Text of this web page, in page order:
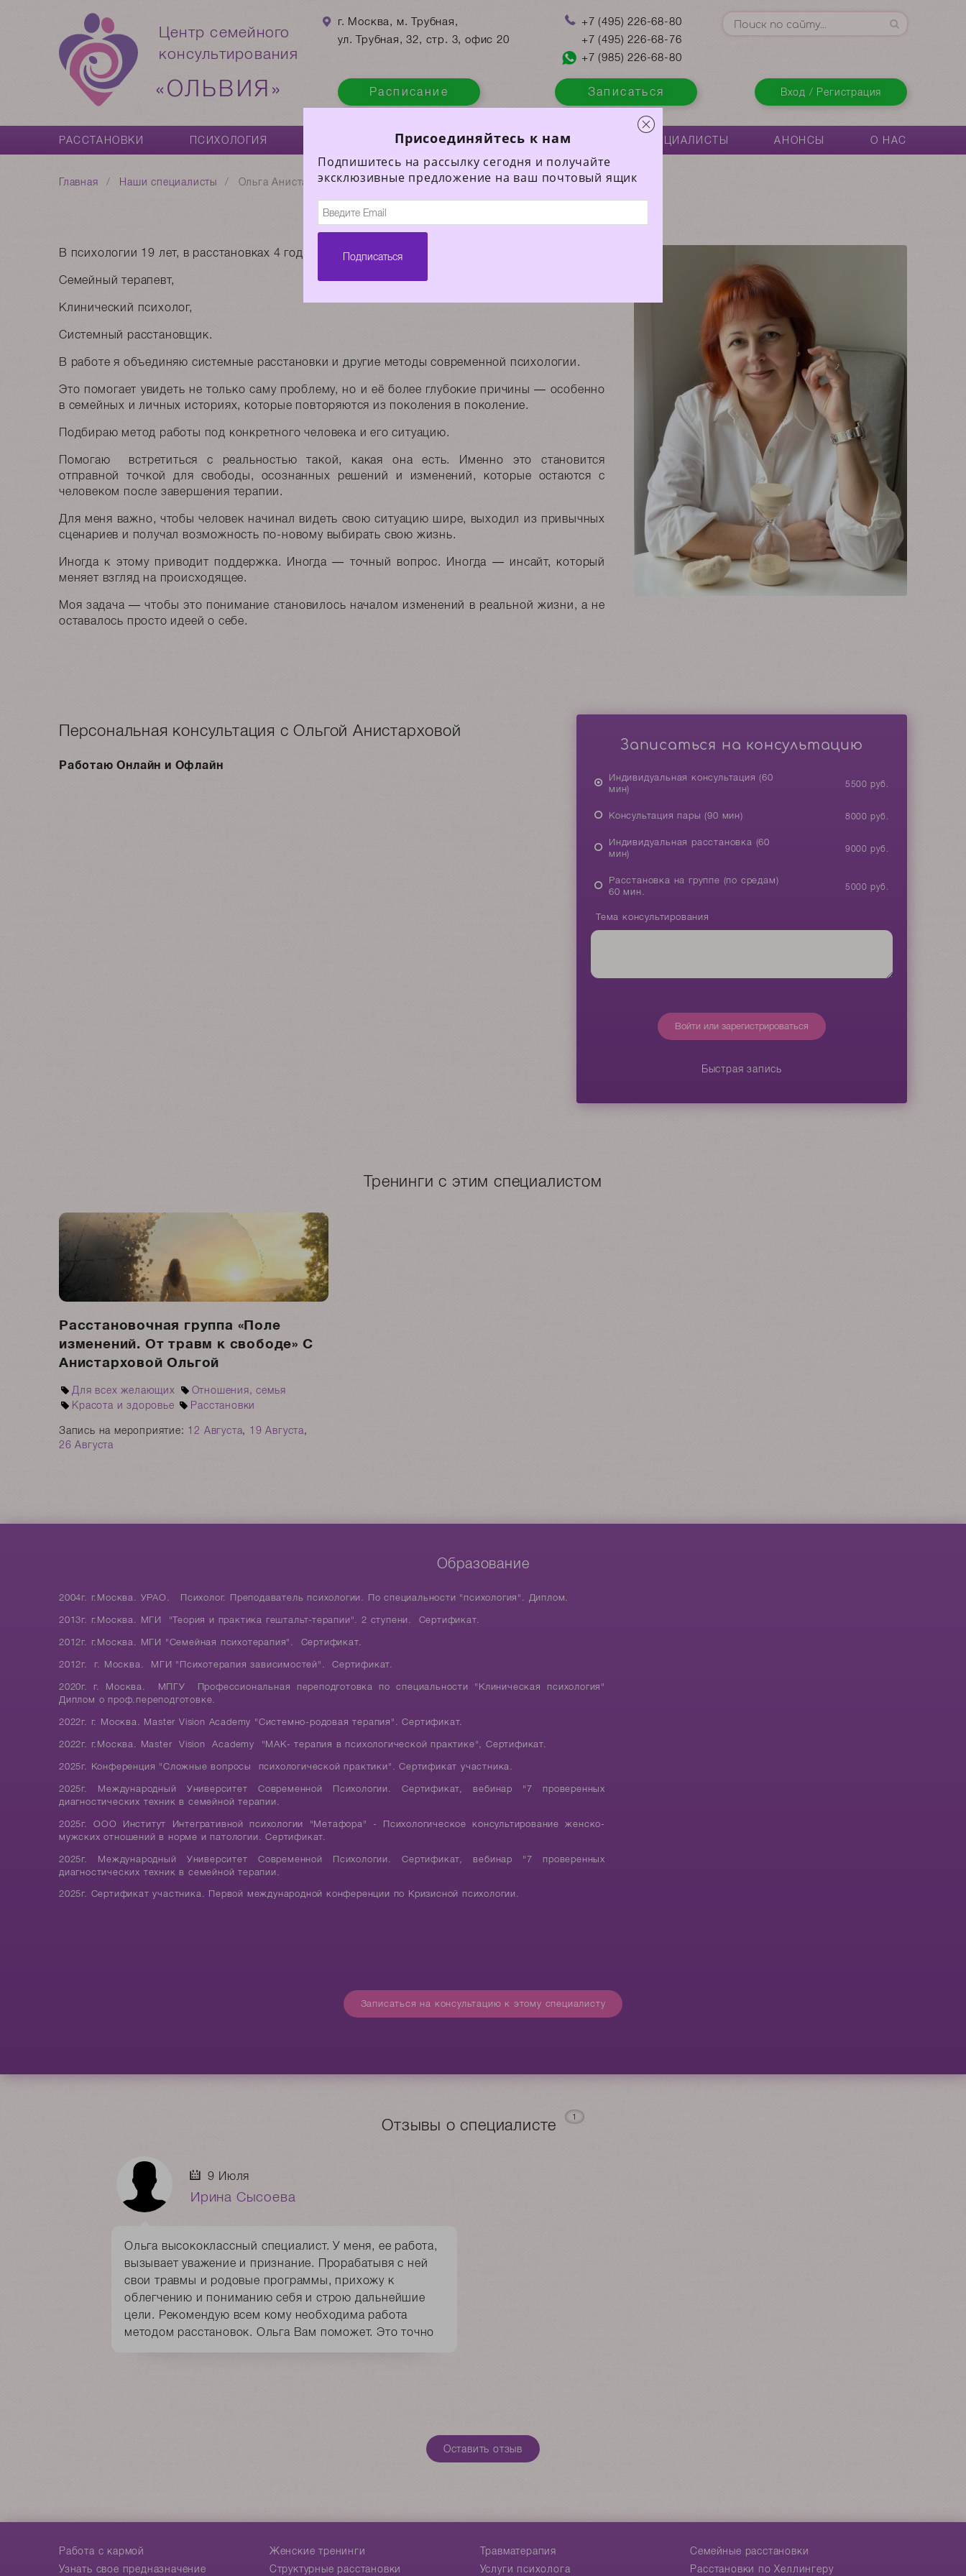
Центр семейного
консультирования
«ОЛЬВИЯ»
г. Москва, м. Трубная,
ул. Трубная, 32, стр. 3, офис 20
Расписание
+7(495) 226-68-80
+7(495) 226-68-76
+7(985) 226-68-80
Записаться Вход / Регистрация
РАССТАНОВКИ ПСИХОЛОГИЯ ОБУЧЕНИЕ БИБЛИОТЕКА СПЕЦИАЛИСТЫ АНОНСЫ О НАС
Главная Наши специалисты Ольга Анистархова
В психологии 19 лет, в расстановках 4 года.
Семейный терапевт,
Клинический психолог,
Системный расстановщик.
В работе я объединяю системные расстановки и другие методы современной психологии.
Это помогает увидеть не только саму проблему, но и её более глубокие причины — особенно
в семейных и личных историях, которые повторяются из поколения в поколение.
Подбираю метод работы под конкретного человека и его ситуацию.
Помогаю встретиться с реальностью такой, какая она есть. Именно это становится
отправной точкой для свободы, осознанных решений и изменений, которые остаются с
человеком после завершения терапии.
Для меня важно, чтобы человек начинал видеть свою ситуацию шире, выходил из привычных
сценариев и получал возможность по-новому выбирать свою жизнь.
Иногда к этому приводит поддержка. Иногда — точный вопрос. Иногда — инсайт, который
меняет взгляд на происходящее.
Моя задача — чтобы это понимание становилось началом изменений в реальной жизни, а не
оставалось просто идеей о себе.
Персональная консультация с Ольгой Анистарховой
Работаю Онлайн и Офлайн
Записаться на консультацию
Индивидуальная консультация (60
мин)
5500 руб.
Консультация пары (90 мин) 8000 руб.
Индивидуальная расстановка (60
мин)
9000 руб.
Расстановка на группе (по средам)
60 мин.
5000 руб.
Тема консультирования
Войти или зарегистрироваться
Быстрая запись
Тренинги с этим специалистом
Расстановочная группа «Поле
изменений. От травм к свободе» С
Анистарховой Ольгой
Для всех желающих
Отношения, семья
Красота и здоровье
Расстановки
Запись на мероприятие: 12 Августа, 19 Августа,
26 Августа
Образование
2004г. г.Москва. УРАО. Психолог. Преподаватель психологии. По специальности "психология". Диплом.
2013г. г.Москва. МГИ "Теория и практика гештальт-терапии". 2 ступени. Сертификат.
2012г. г.Москва. МГИ "Семейная психотерапия". Сертификат.
2012г. г. Москва. МГИ "Психотерапия зависимостей". Сертификат.
2020г. г. Москва. МПГУ Профессиональная переподготовка по специальности "Клиническая психология"
Диплом о проф.переподготовке.
2022г. г. Москва. Master Vision Academy "Системно-родовая терапия". Сертификат.
2022г. г.Москва. Master Vision Academy "МАК- терапия в психологической практике", Сертификат.
2025г. Конференция "Сложные вопросы психологической практики". Сертификат участника.
2025г. Международный Университет Современной Психологии. Сертификат, вебинар "7 проверенных
диагностических техник в семейной терапии.
2025г. ООО Институт Интегративной психологии "Метафора" - Психологическое консультирование женско-
мужских отношений в норме и патологии. Сертификат.
2025г. Международный Университет Современной Психологии. Сертификат, вебинар "7 проверенных
диагностических техник в семейной терапии.
2025г. Сертификат участника. Первой международной конференции по Кризисной психологии.
Записаться на консультацию к этому специалисту
Отзывы о специалисте 1
9 Июля
Ирина Сысоева
Ольга высококлассный специалист. У меня, ее работа,
вызывает уважение и признание. Прорабатывя с ней
свои травмы и родовые программы, прихожу к
облегчению и пониманию себя и строю дальнейшие
цели. Рекомендую всем кому необходима работа
методом расстановок. Ольга Вам поможет. Это точно
Оставить отзыв
Работа с кармой Женские тренинги Травматерапия
Cемейные расстановки
Узнать свое предназначение
Структурные расстановки Услуги психолога Расстановки по Хеллингеру
Присоединяйтесь к нам
Подпишитесь на рассылку сегодня и получайте
эксклюзивные предложение на ваш почтовый ящик